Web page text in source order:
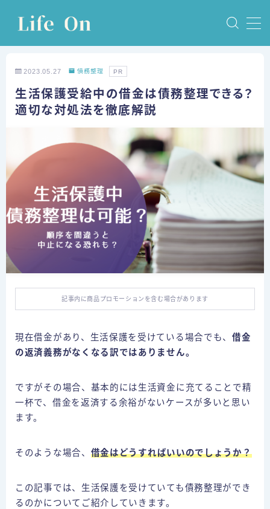
MENU
債務整理
個人再生
特定調停
自己破産の体験談
債務整理ごとの費用比較
個人再生の費用
自己破産の費用
闇金
お問合せ
2023.05.27 債務整理 PR
生活保護受給中の借金は債務整理できる？
適切な対処法を徹底解説
記事内に商品プロモーションを含む場合があります
現在借金があり、生活保護を受けている場合でも、借金
の返済義務がなくなる訳ではありません。
ですがその場合、基本的には生活資金に充てることで精
一杯で、借金を返済する余裕がないケースが多いと思い
ます。
そのような場合、 借金はどうすればいいのでしょうか？
この記事では、生活保護を受けていても債務整理ができ
るのかについてご紹介していきます。